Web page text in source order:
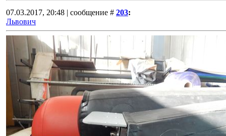
07.03.2017, 20:48 | сообщение # 203:
Львович